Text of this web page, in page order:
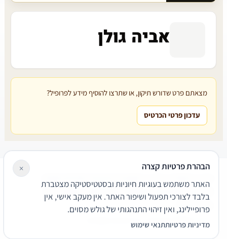
אביה גולן
מצאתם פרט שדורש תיקון, או שתרצו להוסיף מידע לפרופיל?
עדכון פרטי הכרטיס
שירותים משפטיים
דרושים צור קשר נגישותפרטיות
תנאי שימוש
© 2026 הפירמה. כל הזכויות שמורות.
הבהרת פרטיות קצרה
האתר משתמש בעוגיות חיוניות ובסטטיסטיקה מצטברת
בלבד לצורכי תפעול ושיפור האתר. אין מעקב אישי, אין
פרופיילינג, ואין זיהוי התנהגותי של גולש מסוים.
מדיניות פרטיותתנאי שימוש
×